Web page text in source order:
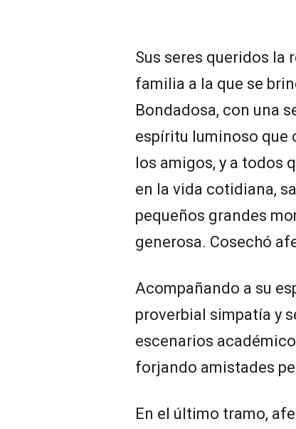
Sus seres queridos la
familia a la que se
Bondadosa, con una
espíritu luminoso que
los amigos, y a todos
en la vida cotidiana,
pequeños grandes
generosa. Cosechó
Acompañando a su
proverbial simpatía y
escenarios
forjando amistades
En el último tramo,